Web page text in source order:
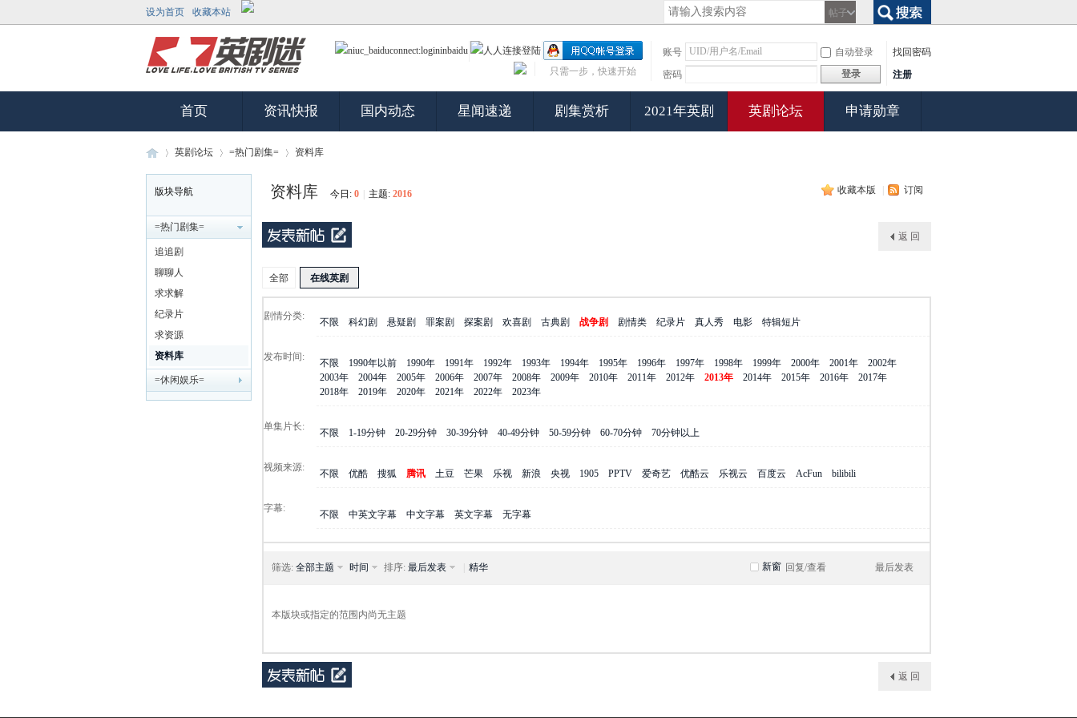
设为首页 收藏本站
帖子
账号
自动登录
找回密码
密码
登录 注册
只需一步，快速开始
首页 资讯快报 国内动态 星闻速递 剧集赏析 2021年英剧 英剧论坛 申请勋章
剧
»
英剧论坛 =热门剧集=
›
资料库
版块导航
=热门剧集=
追追剧
聊聊人
求求解
纪录片
求资源
资料库
=休闲娱乐=
收藏本版 订阅
资料库 今日: 0 主题: 2016
返 回
全部 在线英剧
剧情分类:
不限 科幻剧 悬疑剧 罪案剧 探案剧 欢喜剧 古典剧 战争剧 剧情类 纪录片 真人秀 电影 特辑短片
发布时间:
不限 1990年以前 1990年 1991年 1992年 1993年 1994年 1995年 1996年 1997年 1998年 1999年 2000年 2001年
2002年
2003年
2004年 2005年 2006年 2007年 2008年 2009年 2010年 2011年 2012年 2013年 2014年 2015年 2016年
2017年
2018年
2019年 2020年 2021年 2022年 2023年
单集片长:
不限 1-19分钟 20-29分钟 30-39分钟 40-49分钟 50-59分钟 60-70分钟 70分钟以上
视频来源:
不限 优酷 搜狐 腾讯 土豆 芒果 乐视 新浪 央视 1905 PPTV 爱奇艺 优酷云 乐视云 百度云 AcFun bilibili
字幕:
不限 中英文字幕 中文字幕 英文字幕 无字幕
新窗
筛选: 全部主题 时间 排序: 最后发表 精华 回复/查看 最后发表
本版块或指定的范围内尚无主题
返 回